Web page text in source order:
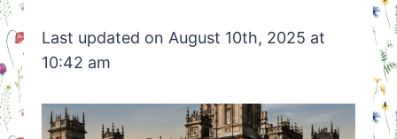
Last updated on August 10th, 2025 at
10:42 am